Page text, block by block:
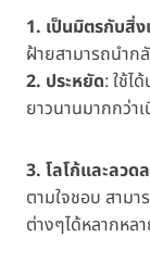
1. เป็นมิตรกับสิ่
ฝ้ายสามารถนำก
2. ประหยัด: ใช้ไ
ยาวนานมากกว่า
3. โลโก้และลวด
ตามใจชอบ สามา
ต่างๆได้หลากหล